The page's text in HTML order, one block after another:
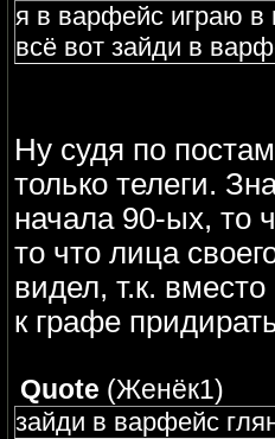
я в варфейс играю в
всё вот зайди в
Ну судя по
только телеги.
начала 90-ых, то
то что лица
видел, т.к. вместо
к графе
Quote (Женёк1)
зайди в варфейс